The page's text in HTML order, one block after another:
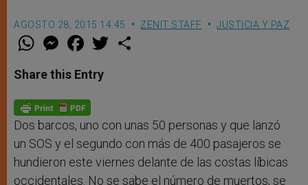
AGOSTO 28, 2015 14:45 ZENIT STAFF JUSTICIA Y PAZ
W
t
s
p
p
M
e
s
e
g
e
r
F
a
e
b
o
k
w
Share this Entry
Dos barcos, uno con unas 50 personas y que lanzó
un SOS y el segundo con más de 400 pasajeros se
hundieron este viernes delante de las costas líbicas
occidentales. No se sabe el número de muertos, se